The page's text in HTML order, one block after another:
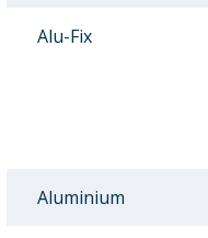
Alu-Fix
Aluminium